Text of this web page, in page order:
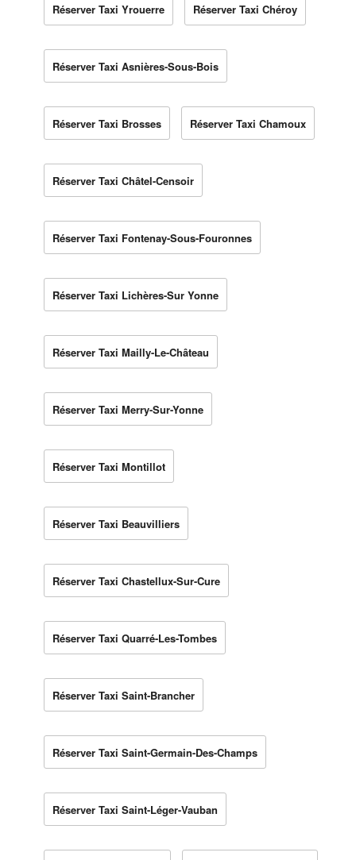
Réserver Taxi Yrouerre Réserver Taxi Chéroy
Réserver Taxi Asnières-Sous-Bois
Réserver Taxi Brosses Réserver Taxi Chamoux
Réserver Taxi Châtel-Censoir
Réserver Taxi Fontenay-Sous-Fouronnes
Réserver Taxi Lichères-Sur Yonne
Réserver Taxi Mailly-Le-Château
Réserver Taxi Merry-Sur-Yonne
Réserver Taxi Montillot
Réserver Taxi Beauvilliers
Réserver Taxi Chastellux-Sur-Cure
Réserver Taxi Quarré-Les-Tombes
Réserver Taxi Saint-Brancher
Réserver Taxi Saint-Germain-Des-Champs
Réserver Taxi Saint-Léger-Vauban